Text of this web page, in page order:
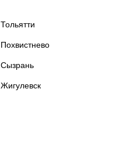
Тольятти
Похвистнево
Сызрань
Жигулевск